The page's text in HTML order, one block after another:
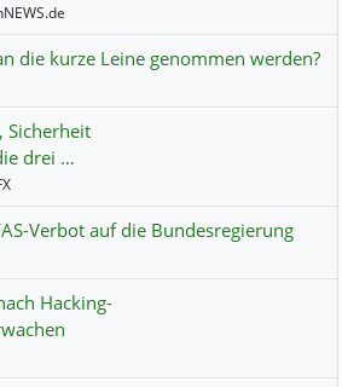
die kurze Leine genommen werden?
Sicherheit
drei …
Verbot auf die Bundesregierung
Hacking-